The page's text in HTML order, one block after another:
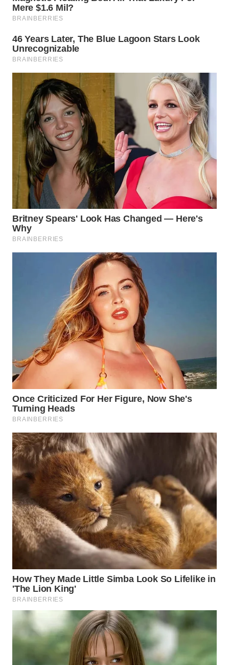
WAHANA
WAHANA
KONSUMEN
WAHANA
LISTRIK
WAHANA
TRAVEL
WAHANA
TV
WAHANANEWS
ID
WAHANA
SPORT
WAHANA
UMKM
WAHANA
SELEB
WAHANA
PERSONA
WAHANA
OTOMOTIF
WAHANA
HEALTH
WAHANA
WISATA
LAPAK
WAHANA
Wahana